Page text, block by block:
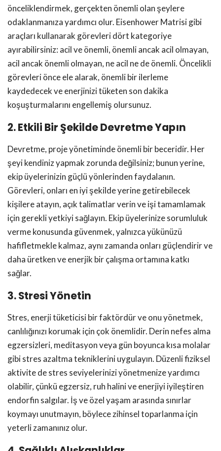
önceliklendirmek, gerçekten önemli olan şeylere
odaklanmanıza yardımcı olur. Eisenhower Matrisi gibi
araçları kullanarak görevleri dört kategoriye
ayırabilirsiniz: acil ve önemli, önemli ancak acil olmayan,
acil ancak önemli olmayan, ne acil ne de önemli. Öncelikli
görevleri önce ele alarak, önemli bir ilerleme
kaydedecek ve enerjinizi tüketen son dakika
koşuşturmalarını engellemiş olursunuz.
2. Etkili Bir Şekilde Devretme Yapın
Devretme, proje yönetiminde önemli bir beceridir. Her
şeyi kendiniz yapmak zorunda değilsiniz; bunun yerine,
ekip üyelerinizin güçlü yönlerinden faydalanın.
Görevleri, onları en iyi şekilde yerine getirebilecek
kişilere atayın, açık talimatlar verin ve işi tamamlamak
için gerekli yetkiyi sağlayın. Ekip üyelerinize sorumluluk
verme konusunda güvenmek, yalnızca yükünüzü
hafifletmekle kalmaz, aynı zamanda onları güçlendirir ve
daha üretken ve enerjik bir çalışma ortamına katkı
sağlar.
3. Stresi Yönetin
Stres, enerji tüketicisi bir faktördür ve onu yönetmek,
canlılığınızı korumak için çok önemlidir. Derin nefes alma
egzersizleri, meditasyon veya gün boyunca kısa molalar
gibi stres azaltma tekniklerini uygulayın. Düzenli fiziksel
aktivite de stres seviyelerinizi yönetmenize yardımcı
olabilir, çünkü egzersiz, ruh halini ve enerjiyi iyileştiren
endorfin salgılar. İş ve özel yaşam arasında sınırlar
koymayı unutmayın, böylece zihinsel toparlanma için
yeterli zamanınız olur.